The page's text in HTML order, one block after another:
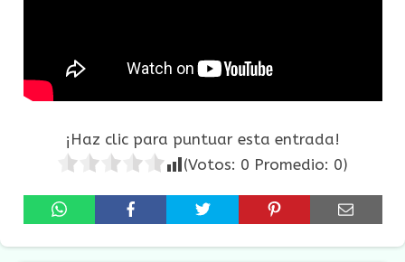
¡Haz clic para puntuar esta entrada!
(Votos: 0 Promedio: 0)